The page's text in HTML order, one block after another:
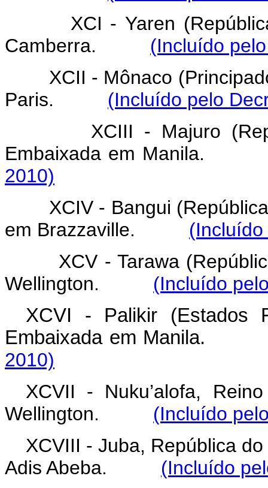
XCI - Yaren
Camberra. (Incluído
XCII - Mônaco
Paris.
(Incluído pelo
XCIII - Majuro
Embaixada em Manila.
2010)
XCIV - Bangui
em Brazzaville.
XCV - Tarawa
Wellington. (Incluído
XCVI - Palikir (Estados
Embaixada em Manila.
2010)
XCVII - Nuku’alofa,
Wellington. (Incluído
XCVIII - Juba, República
Adis Abeba. (Incluído